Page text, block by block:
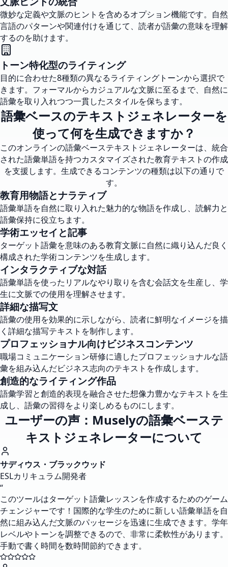
微妙な定義や文脈のヒントを含めるオプション機能です。自然
言語のパターンや関連付けを通じて、読者が語彙の意味を理解
するのを助けます。
トーン特化型のライティング
目的に合わせた8種類の異なるライティングトーンから選択で
きます。フォーマルからカジュアルな文脈に至るまで、自然に
語彙を取り入れつつ一貫したスタイルを保ちます。
語彙ベースのテキストジェネレーターを
使って何を生成できますか？
このオンラインの語彙ベーステキストジェネレーターは、統合
された語彙単語を持つカスタマイズされた教育テキストの作成
を支援します。生成できるコンテンツの種類は以下の通りで
す。
教育用物語とナラティブ
語彙単語を自然に取り入れた魅力的な物語を作成し、読解力と
語彙保持に役立ちます。
学術エッセイと記事
ターゲット語彙を意味のある教育文脈に自然に織り込んだ良く
構成された学術コンテンツを生成します。
インタラクティブな対話
語彙単語を使ったリアルなやり取りを含む会話文を生産し、学
生に文脈での使用を理解させます。
詳細な描写文
語彙の使用を効果的に示しながら、読者に鮮明なイメージを描
く詳細な描写テキストを制作します。
プロフェッショナル向けビジネスコンテンツ
職場コミュニケーション研修に適したプロフェッショナルな語
彙を組み込んだビジネス志向のテキストを作成します。
創造的なライティング作品
語彙学習と創造的表現を融合させた想像力豊かなテキストを生
成し、語彙の習得をより楽しめるものにします。
ユーザーの声：Muselyの語彙ベーステ
キストジェネレーターについて
サディウス・ブラックウッド
ESLカリキュラム開発者
“
このツールはターゲット語彙レッスンを作成するためのゲーム
チェンジャーです！国際的な学生のために新しい語彙単語を自
然に組み込んだ文脈のパッセージを迅速に生成できます。学年
レベルやトーンを調整できるので、非常に柔軟性があります。
手動で書く時間を数時間節約できます。